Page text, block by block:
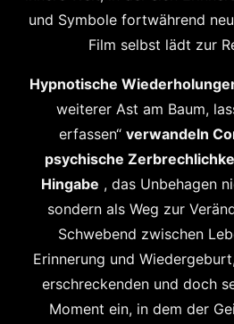
und Symbole fortwährend
Film selbst lädt zur
Hypnotische
weiterer Ast am Baum,
erfassen“ verwandeln
psychische
Hingabe , das Unbehagen
sondern als Weg zur
Schwebend zwischen
Erinnerung und
erschreckenden und doch
Moment ein, in dem der